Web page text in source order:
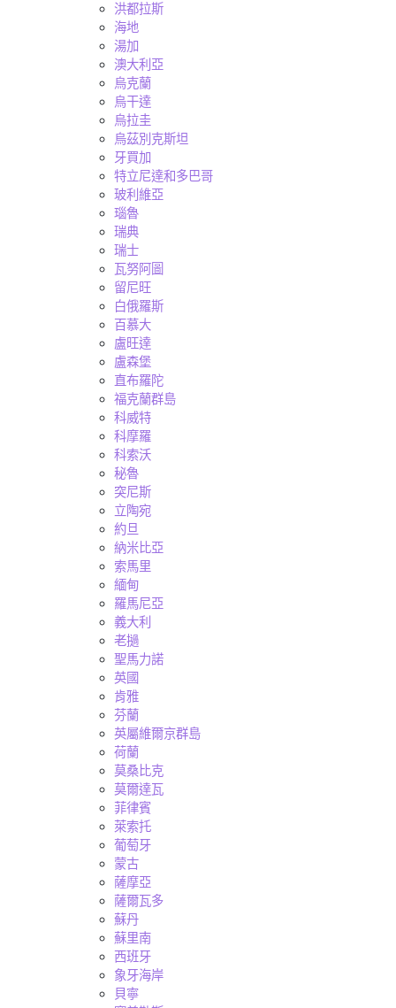
洪都拉斯
海地
湯加
澳大利亞
烏克蘭
烏干達
烏拉圭
烏茲別克斯坦
牙買加
特立尼達和多巴哥
玻利維亞
瑙魯
瑞典
瑞士
瓦努阿圖
留尼旺
白俄羅斯
百慕大
盧旺達
盧森堡
直布羅陀
福克蘭群島
科威特
科摩羅
科索沃
秘魯
突尼斯
立陶宛
約旦
納米比亞
索馬里
緬甸
羅馬尼亞
義大利
老撾
聖馬力諾
英國
肯雅
芬蘭
英屬維爾京群島
荷蘭
莫桑比克
莫爾達瓦
菲律賓
萊索托
葡萄牙
蒙古
薩摩亞
薩爾瓦多
蘇丹
蘇里南
西班牙
象牙海岸
貝寧